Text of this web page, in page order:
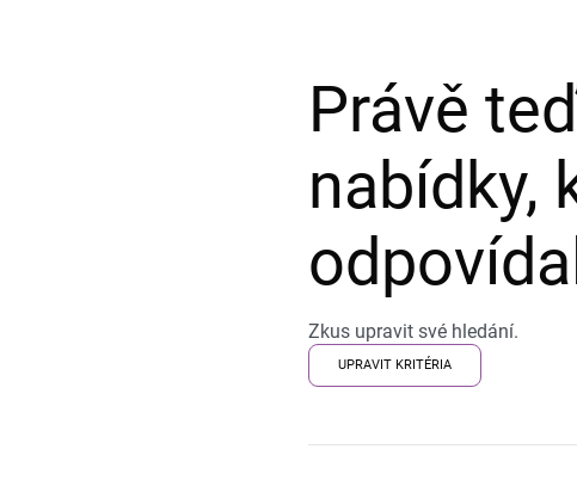
Právě
nabídky,
Zkus upravit své hledání.
UPRAVIT KRITÉRIA